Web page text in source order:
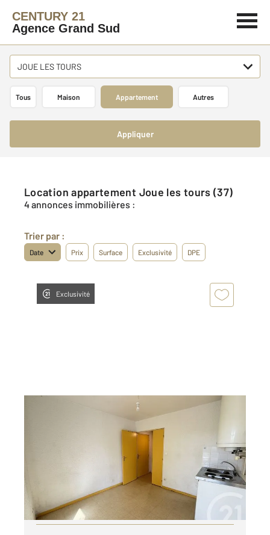
CENTURY 21
Agence Grand Sud
JOUE LES TOURS
Tous Maison Appartement Autres
Appliquer
Location appartement Joue les tours (37)
4 annonces immobilières :
Trier par :
Date Prix Surface Exclusivité DPE
Exclusivité
Appartement T1 à louer
par mois charges comprises
Visiter le site dédié